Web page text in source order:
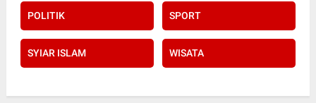
POLITIK SPORT
SYIAR ISLAM WISATA